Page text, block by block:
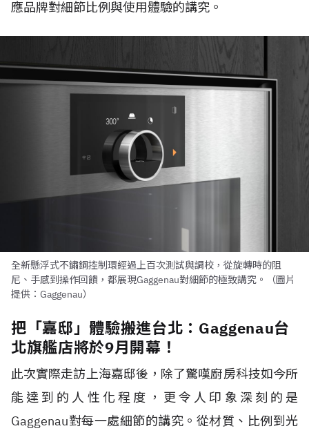
應品牌對細節比例與使用體驗的講究。
全新懸浮式不鏽鋼控制環經過上百次測試與調校，從旋轉時的阻
尼、手感到操作回饋，都展現Gaggenau對細節的極致講究。（圖片
提供：Gaggenau）
把「嘉邸」體驗搬進台北：Gaggenau台
北旗艦店將於9月開幕！
此次實際走訪上海嘉邸後，除了驚嘆廚房科技如今所
能達到的人性化程度，更令人印象深刻的是
Gaggenau對每一處細節的講究。從材質、比例到光